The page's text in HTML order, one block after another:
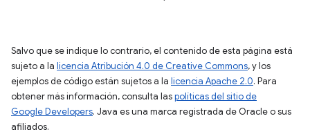
Salvo que se indique lo contrario, el contenido de esta página está
sujeto a la licencia Atribución 4.0 de Creative Commons, y los
ejemplos de código están sujetos a la licencia Apache 2.0. Para
obtener más información, consulta laspolíticas del sitio de
Google Developers. Java es una marca registrada de Oracle o sus
afiliados.